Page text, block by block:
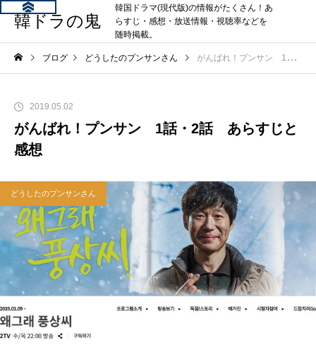
韓ドラの鬼
韓国ドラマ(現代版)の情報がたくさん！あ
らすじ・感想・放送情報・視聴率などを
随時掲載。
ブログ どうしたのプンサンさん がんばれ！プンサン 1話・2話 あらすじと感想
2019.05.02
がんばれ！プンサン 1話・2話 あらすじと
感想
どうしたのプンサンさん